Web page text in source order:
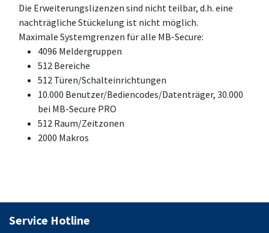
Die Erweiterungslizenzen sind nicht teilbar, d.h. eine
nachträgliche Stückelung ist nicht möglich.
Maximale Systemgrenzen für alle MB-Secure:
4096 Meldergruppen
512 Bereiche
512 Türen/Schalteinrichtungen
10.000 Benutzer/Bediencodes/Datenträger, 30.000
bei MB-Secure PRO
512 Raum/Zeitzonen
2000 Makros
Service Hotline